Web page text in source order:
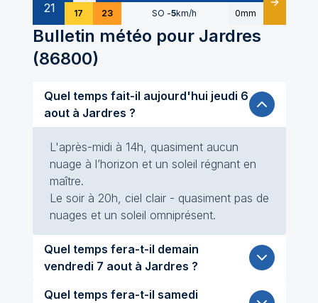
21 17 23 SO -5km/h 0mm Détails
Bulletin météo pour Jardres
(86800)
Quel temps fait-il aujourd'hui jeudi 6
aout à Jardres ?
L'après-midi à 14h, quasiment aucun
nuage à l’horizon et un soleil régnant en
maître.
Le soir à 20h, ciel clair - quasiment pas de
nuages et un soleil omniprésent.
Quel temps fera-t-il demain
vendredi 7 aout à Jardres ?
Quel temps fera-t-il samedi